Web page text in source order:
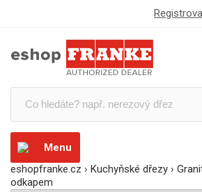
Menu
eshopfranke.cz › Kuchyňské dřezy ›
odkapem